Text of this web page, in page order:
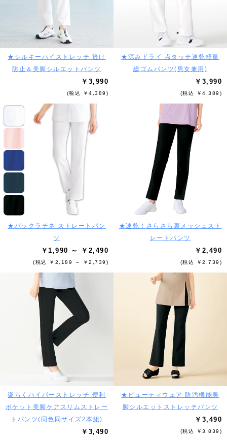
★シルキーハイストレッチ 透け
防止＆美脚シルエットパンツ
￥3,990
(税込 ￥4,389)
★涼みドライ 点タッチ速乾軽量
総ゴムパンツ(男女兼用)
￥3,990
(税込 ￥4,389)
★バックラチネ ストレートパン
ツ
￥1,990 ～ ￥2,490
(税込 ￥2,189 ～ ￥2,739)
★速乾！さらさら裏メッシュスト
レートパンツ
￥2,490
(税込 ￥2,739)
楽らくハイパーストレッチ 便利
ポケット美脚ケアスリムストレー
トパンツ(同色同サイズ2本組)
￥3,490
★ビューティウェア 防汚機能美
脚シルエットストレッチパンツ
￥3,490
(税込 ￥3,839)